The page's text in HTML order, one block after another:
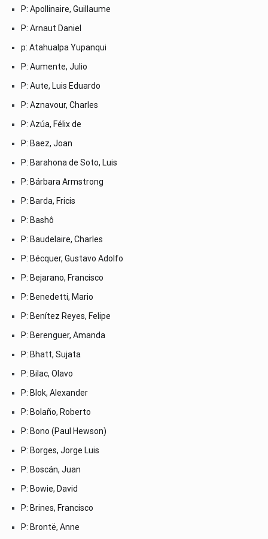
P: Apollinaire, Guillaume
P: Arnaut Daniel
p: Atahualpa Yupanqui
P: Aumente, Julio
P: Aute, Luis Eduardo
P: Aznavour, Charles
P: Azúa, Félix de
P: Baez, Joan
P: Barahona de Soto, Luis
P: Bárbara Armstrong
P: Barda, Fricis
P: Bashô
P: Baudelaire, Charles
P: Bécquer, Gustavo Adolfo
P: Bejarano, Francisco
P: Benedetti, Mario
P: Benítez Reyes, Felipe
P: Berenguer, Amanda
P: Bhatt, Sujata
P: Bilac, Olavo
P: Blok, Alexander
P: Bolaño, Roberto
P: Bono (Paul Hewson)
P: Borges, Jorge Luis
P: Boscán, Juan
P: Bowie, David
P: Brines, Francisco
P: Brontë, Anne